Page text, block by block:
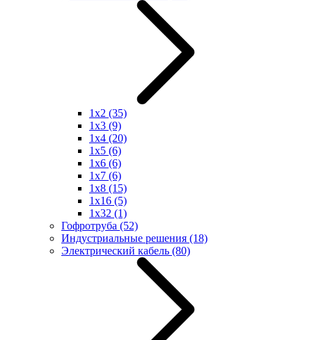
1x2 (35)
1x3 (9)
1x4 (20)
1x5 (6)
1x6 (6)
1x7 (6)
1x8 (15)
1x16 (5)
1x32 (1)
Гофротруба (52)
Индустриальные решения (18)
Электрический кабель (80)